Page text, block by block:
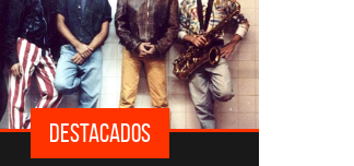
DESTACADOS